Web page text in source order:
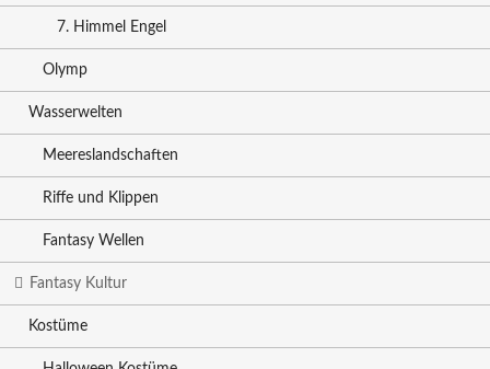
7. Himmel Engel
Olymp
Wasserwelten
Meereslandschaften
Riffe und Klippen
Fantasy Wellen
Fantasy Kultur
Kostüme